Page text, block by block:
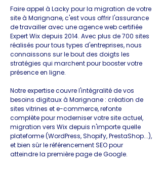
Faire appel à Lacky pour la migration de votre
site à Marignane, c'est vous offrir l'assurance
de travailler avec une agence web certifiée
Expert Wix depuis 2014. Avec plus de 700 sites
réalisés pour tous types d'entreprises, nous
connaissons sur le bout des doigts les
stratégies qui marchent pour booster votre
présence en ligne.
Notre expertise couvre l'intégralité de vos
besoins digitaux à Marignane : création de
sites vitrines et e-commerce, refonte
complète pour moderniser votre site actuel,
migration vers Wix depuis n'importe quelle
plateforme (WordPress, Shopify, PrestaShop...),
et bien sûr le référencement SEO pour
atteindre la première page de Google.